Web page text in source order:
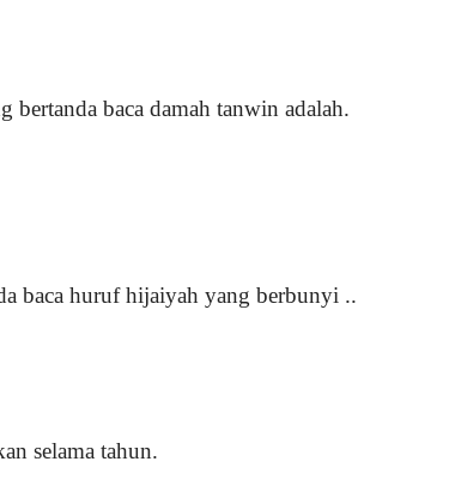
bertanda baca damah tanwin adalah.
baca huruf hijaiyah yang berbunyi ..
selama tahun.